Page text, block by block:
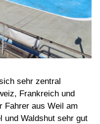
sehr zentral
Frankreich und
Fahrer aus Weil am
und Waldshut sehr gut